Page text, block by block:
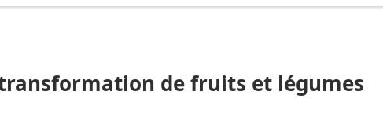
de fruits et légumes